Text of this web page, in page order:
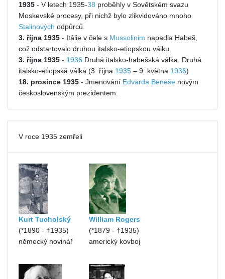
1935 - V letech 1935-38 proběhly v Sovětském svazu
Moskevské procesy, při nichž bylo zlikvidováno mnoho
Stalinových odpůrců.
3. října 1935 - Itálie v čele s Mussolinim napadla Habeš,
což odstartovalo druhou italsko-etiopskou válku.
3. října 1935 - 1936 Druhá italsko-habešská válka. Druhá
italsko-etiopská válka (3. října 1935 – 9. května 1936)
18. prosince 1935 - Jmenování Edvarda Beneše novým
československým prezidentem.
V roce 1935 zemřeli
Kurt Tucholský
(*1890 - †1935)
německý novinář
William Rogers
(*1879 - †1935)
americký kovboj